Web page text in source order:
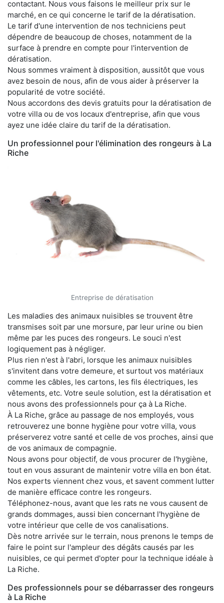
contactant. Nous vous faisons le meilleur prix sur le
marché, en ce qui concerne le tarif de la dératisation.
Le tarif d'une intervention de nos techniciens peut
dépendre de beaucoup de choses, notamment de la
surface à prendre en compte pour l'intervention de
dératisation.
Nous sommes vraiment à disposition, aussitôt que vous
avez besoin de nous, afin de vous aider à préserver la
popularité de votre société.
Nous accordons des devis gratuits pour la dératisation de
votre villa ou de vos locaux d'entreprise, afin que vous
ayez une idée claire du tarif de la dératisation.
Un professionnel pour l'élimination des rongeurs à La
Riche
Entreprise de dératisation
Les maladies des animaux nuisibles se trouvent être
transmises soit par une morsure, par leur urine ou bien
même par les puces des rongeurs. Le souci n'est
logiquement pas à négliger.
Plus rien n'est à l'abri, lorsque les animaux nuisibles
s'invitent dans votre demeure, et surtout vos matériaux
comme les câbles, les cartons, les fils électriques, les
vêtements, etc. Votre seule solution, est la dératisation et
nous avons des professionnels pour ça à La Riche.
À La Riche, grâce au passage de nos employés, vous
retrouverez une bonne hygiène pour votre villa, vous
préserverez votre santé et celle de vos proches, ainsi que
de vos animaux de compagnie.
Nous avons pour objectif, de vous procurer de l'hygiène,
tout en vous assurant de maintenir votre villa en bon état.
Nos experts viennent chez vous, et savent comment lutter
de manière efficace contre les rongeurs.
Téléphonez-nous, avant que les rats ne vous causent de
grands dommages, aussi bien concernant l'hygiène de
votre intérieur que celle de vos canalisations.
Dès notre arrivée sur le terrain, nous prenons le temps de
faire le point sur l'ampleur des dégâts causés par les
nuisibles, ce qui permet d'opter pour la technique idéale à
La Riche.
Des professionnels pour se débarrasser des rongeurs
à La Riche